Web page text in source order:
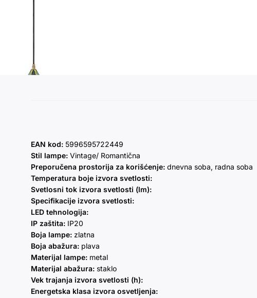
EAN kod: 5996595722449
Stil lampe: Vintage/ Romantična
Preporučena prostorija za korišćenje: dnevna soba, radna soba
Temperatura boje izvora svetlosti:
Svetlosni tok izvora svetlosti (lm):
Specifikacije izvora svetlosti:
LED tehnologija:
IP zaštita: IP20
Boja lampe: zlatna
Boja abažura: plava
Materijal lampe: metal
Materijal abažura: staklo
Vek trajanja izvora svetlosti (h):
Energetska klasa izvora osvetljenja: